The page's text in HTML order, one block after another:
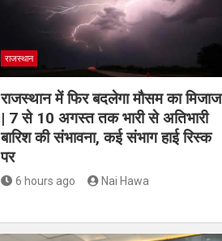
राजस्थान
राजस्थान में फिर बदलेगा मौसम का मिजाज
| 7 से 10 अगस्त तक भारी से अतिभारी
बारिश की संभावना, कई संभाग हाई रिस्क
पर
6 hours ago Nai Hawa